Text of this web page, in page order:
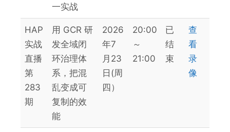
一实战
HAP
实战
直播
第
283
期
用 GCR 研
发全域闭
环治理体
系，把混
乱变成可
复制的效
能
2026
年7
月23
日(周
四）
20:00
～
21:00
已
结
束
查
看
录
像